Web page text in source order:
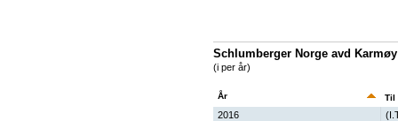
Schlumberger Norge avd
(i per år)
År
2016